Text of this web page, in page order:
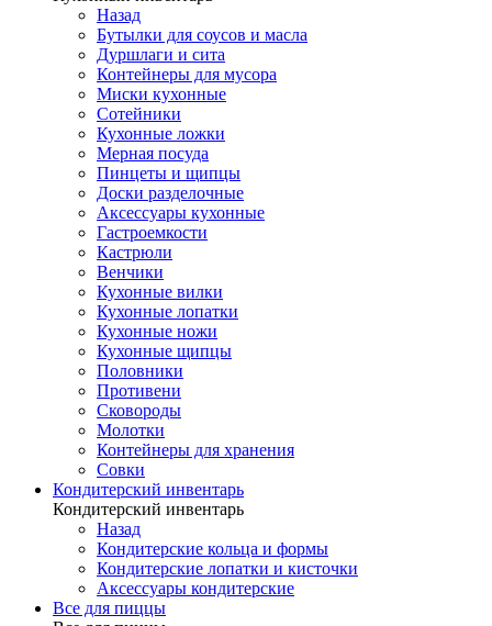
Назад
Бутылки для соусов и масла
Дуршлаги и сита
Контейнеры для мусора
Миски кухонные
Сотейники
Кухонные ложки
Мерная посуда
Пинцеты и щипцы
Доски разделочные
Аксессуары кухонные
Гастроемкости
Кастрюли
Венчики
Кухонные вилки
Кухонные лопатки
Кухонные ножи
Кухонные щипцы
Половники
Противени
Сковороды
Молотки
Контейнеры для хранения
Совки
Кондитерский инвентарь
Кондитерский инвентарь
Назад
Кондитерские кольца и формы
Кондитерские лопатки и кисточки
Аксессуары кондитерские
Все для пиццы